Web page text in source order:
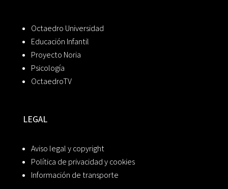
Octaedro Universidad
Educación Infantil
Proyecto Noria
Psicología
OctaedroTV
LEGAL
Aviso legal y copyright
Política de privacidad y cookies
Información de transporte